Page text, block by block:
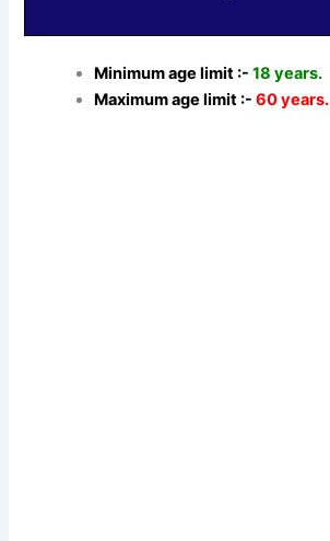
Minimum age limit :-18 years.
Maximum age limit :-60 years.